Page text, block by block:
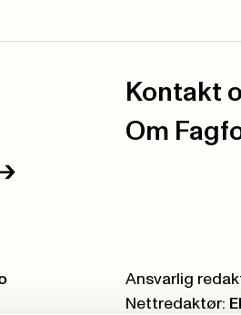
Kontakt
Om
Ansvarlig
Nettredaktør: